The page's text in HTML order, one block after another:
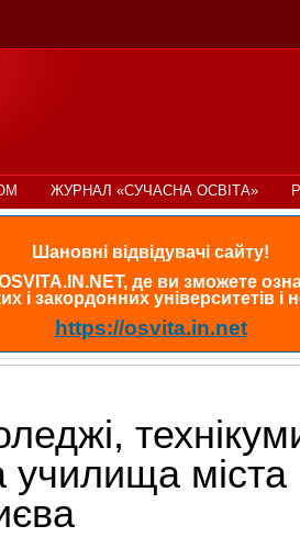
ЖУРНАЛ «СУЧАСНА ОСВІТА»
Шановні відвідувачі сайту!
де ви зможете
і закордонних університетів і
https://osvita.in.net
училища міста